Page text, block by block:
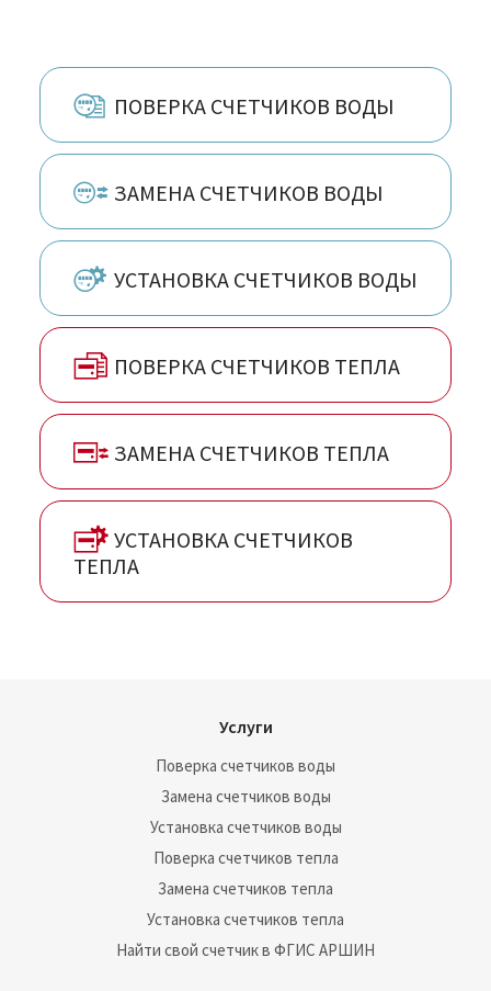
ПОВЕРКА СЧЕТЧИКОВ ВОДЫ
ЗАМЕНА СЧЕТЧИКОВ ВОДЫ
УСТАНОВКА СЧЕТЧИКОВ ВОДЫ
ПОВЕРКА СЧЕТЧИКОВ ТЕПЛА
ЗАМЕНА СЧЕТЧИКОВ ТЕПЛА
УСТАНОВКА СЧЕТЧИКОВ
ТЕПЛА
Услуги
Поверка счетчиков воды
Замена счетчиков воды
Установка счетчиков воды
Поверка счетчиков тепла
Замена счетчиков тепла
Установка счетчиков тепла
Найти свой счетчик в ФГИС АРШИН